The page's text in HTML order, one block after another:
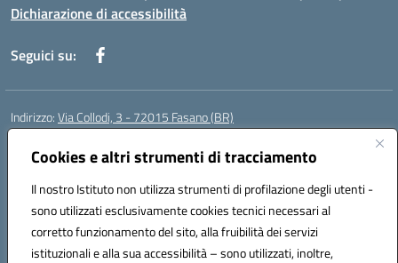
Cookies e altri strumenti di tracciamento
Il nostro Istituto non utilizza strumenti di profilazione degli utenti -
sono utilizzati esclusivamente cookies tecnici necessari al
corretto funzionamento del sito, alla fruibilità dei servizi
istituzionali e alla sua accessibilità – sono utilizzati, inoltre,
Dichiarazione di accessibilità
Seguici su:
Indirizzo:Via Collodi, 3 - 72015 Fasano (BR)
Centralino:
Posta elettronica certificata (PEC):bric839004@pec.istruzione.it
Codice fiscale: 90059320748
Codice meccanografico:BRIC839004
Codice Indice delle Pubbliche Amministrazioni (IPA): istsc_bree02200r
Codice unico di fatturazione (CUF): MIL3BD